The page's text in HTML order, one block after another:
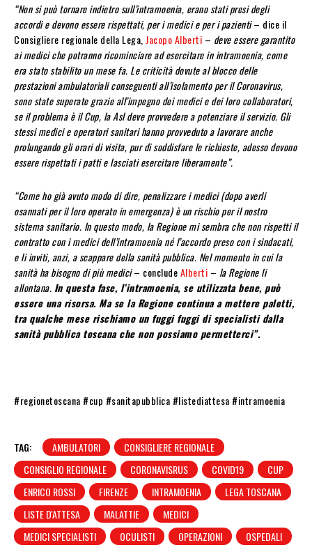
“Non si può tornare indietro sull’intramoenia, erano stati presi degli
accordi e devono essere rispettati, per i medici e per i pazienti– dice il
Consigliere regionale della Lega, Jacopo Alberti – deve essere garantito
ai medici che potranno ricominciare ad esercitare in intramoenia, come
era stato stabilito un mese fa. Le criticità dovute al blocco delle
prestazioni ambulatoriali conseguenti all’isolamento per il Coronavirus,
sono state superate grazie all’impegno dei medici e dei loro collaboratori,
se il problema è il Cup, la Asl deve provvedere a potenziare il servizio. Gli
stessi medici e operatori sanitari hanno provveduto a lavorare anche
prolungando gli orari di visita, pur di soddisfare le richieste, adesso devono
essere rispettati i patti e lasciati esercitare liberamente”.
“Come ho già avuto modo di dire, penalizzare i medici (dopo averli
osannati per il loro operato in emergenza) è un rischio per il nostro
sistema sanitario. In questo modo, la Regione mi sembra che non rispetti il
contratto con i medici dell’intramoenia né l’accordo preso con i sindacati,
e li inviti, anzi, a scappare della sanità pubblica. Nel momento in cui la
sanità ha bisogno di più medici– concludeAlberti – la Regione li
allontana. In questa fase, l’intramoenia, se utilizzata bene, può
essere una risorsa. Ma se la Regione continua a mettere paletti,
tra qualche mese rischiamo un fuggi fuggi di specialisti dalla
sanità pubblica toscana che non possiamo permetterci”.
#regionetoscana #cup #sanitapubblica #listediattesa #intramoenia
TAG: AMBULATORI
CONSIGLIERE REGIONALE
CONSIGLIO REGIONALE
CORONAVISRUS COVID19
CUP
ENRICO ROSSI
FIRENZE INTRAMOENIA
LEGA TOSCANA
LISTE D'ATTESA
MALATTIE
MEDICI
MEDICI SPECIALISTI
OCULISTI OPERAZIONI
OSPEDALI